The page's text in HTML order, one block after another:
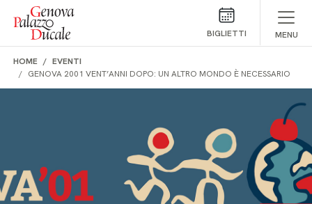
Salta al contenuto
BIGLIETTI MENU
HOME
EVENTI
GENOVA 2001 VENT’ANNI DOPO: UN ALTRO MONDO È NECESSARIO